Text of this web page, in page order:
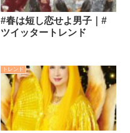
#春は短し恋せよ男子｜#
ツイッタートレンド
トレンド